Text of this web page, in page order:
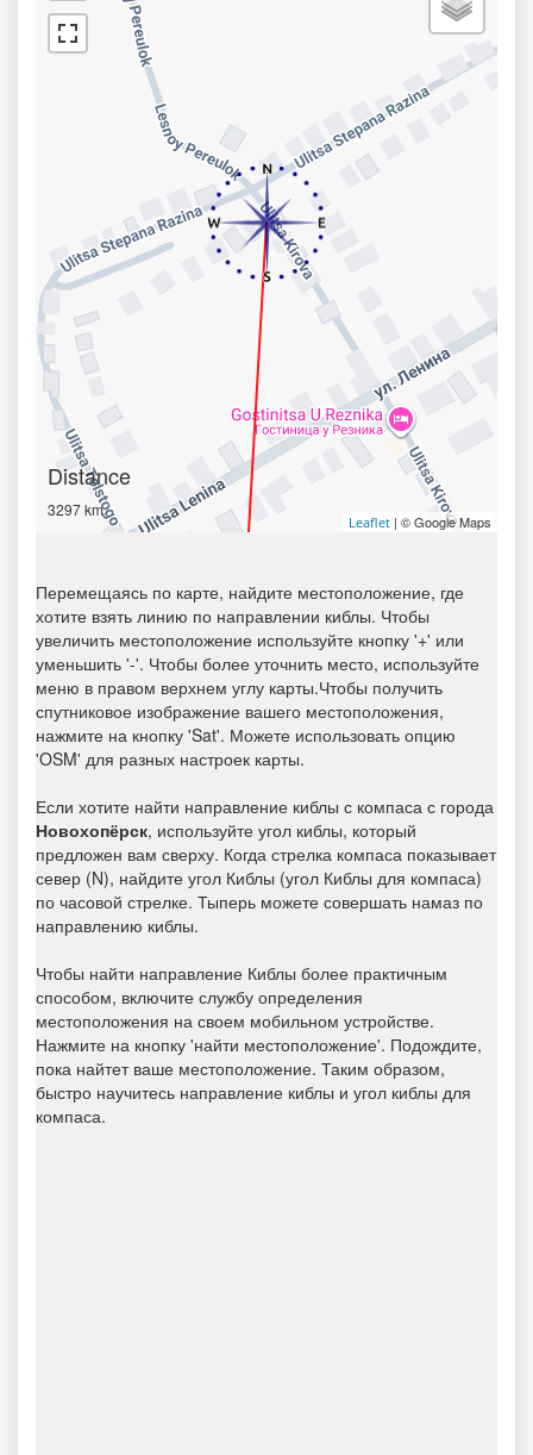
Distance
3297 km
Leaflet | © Google Maps
Перемещаясь по карте, найдите местоположение, где
хотите взять линию по направлении киблы. Чтобы
увеличить местоположение используйте кнопку '+' или
уменьшить '-'. Чтобы более уточнить место, используйте
меню в правом верхнем углу карты.Чтобы получить
спутниковое изображение вашего местоположения,
нажмите на кнопку 'Sat'. Можете использовать опцию
'OSM' для разных настроек карты.
Если хотите найти направление киблы с компаса с города
Новохопёрск, используйте угол киблы, который
предложен вам сверху. Когда стрелка компаса показывает
север (N), найдите угол Киблы (угол Киблы для компаса)
по часовой стрелке. Тыперь можете совершать намаз по
направлению киблы.
Чтобы найти направление Киблы более практичным
способом, включите службу определения
местоположения на своем мобильном устройстве.
Нажмите на кнопку 'найти местоположение'. Подождите,
пока найтет ваше местоположение. Таким образом,
быстро научитесь направление киблы и угол киблы для
компаса.